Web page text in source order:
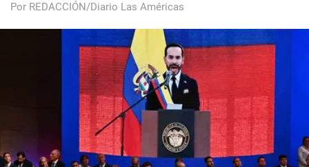
Por REDACCIÓN/Diario Las Américas